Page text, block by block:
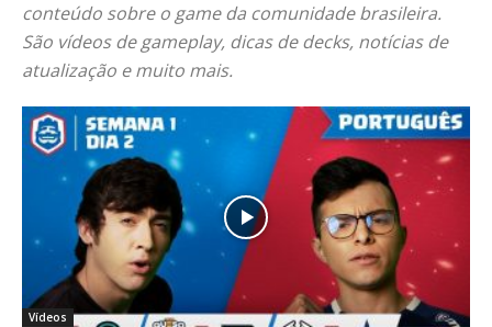
conteúdo sobre o game da comunidade brasileira.
São vídeos de gameplay, dicas de decks, notícias de
atualização e muito mais.
Vídeos